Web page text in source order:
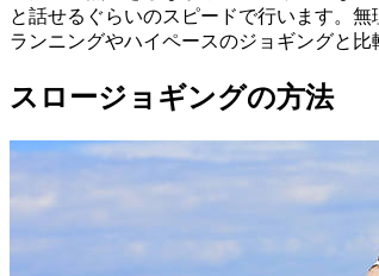
と話せるぐらいのスピードで行います。
ランニングやハイペースのジョギングと
スロージョギングの方法